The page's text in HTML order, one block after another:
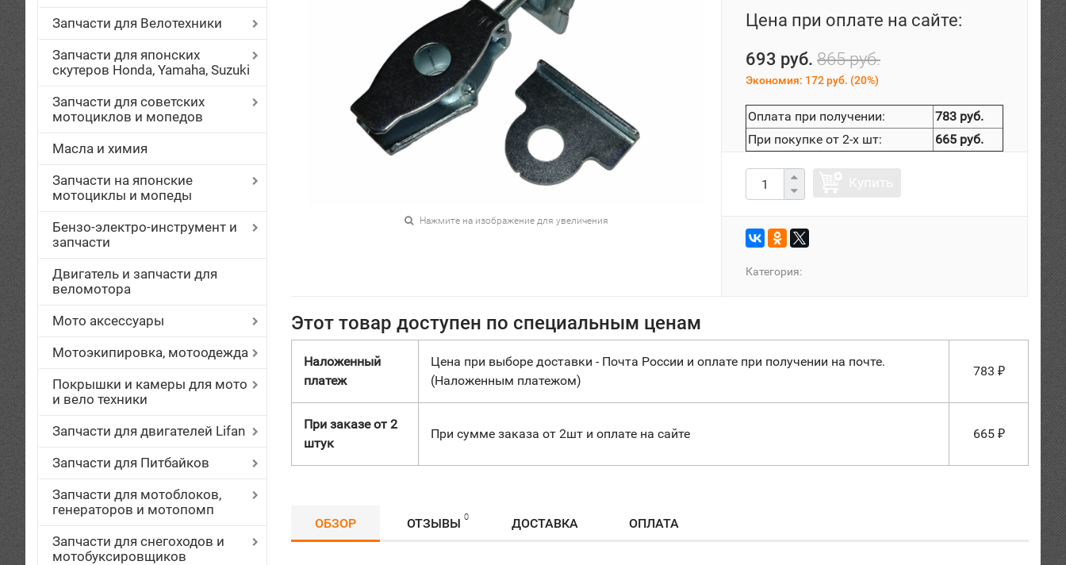
Запчасти для Велотехники
Запчасти для японских
скутеров Honda, Yamaha, Suzuki
Запчасти для советских
мотоциклов и мопедов
Масла и химия
Запчасти на японские
мотоциклы и мопеды
Бензо-электро-инструмент и
запчасти
Двигатель и запчасти для
веломотора
Мото аксессуары
Мотоэкипировка, мотоодежда
Покрышки и камеры для мото
и вело техники
Запчасти для двигателей Lifan
Запчасти для Питбайков
Запчасти для мотоблоков,
генераторов и мотопомп
Запчасти для снегоходов и
мотобуксировщиков
Нажмите на изображение для увеличения
Цена при оплате на сайте:
693 руб. 865 руб.
Экономия: 172 руб. (20%)
Оплата при получении:
783 руб.
При покупке от 2-х шт:
665 руб.
Категория:
Этот товар доступен по специальным ценам
Наложенный
платеж
Цена при выборе доставки - Почта России и оплате при получении на почте.
(Наложенным платежом)
783 ₽
При заказе от 2
штук
При сумме заказа от 2шт и оплате на сайте 665 ₽
ОБЗОР ОТЗЫВЫ 0 ДОСТАВКА ОПЛАТА